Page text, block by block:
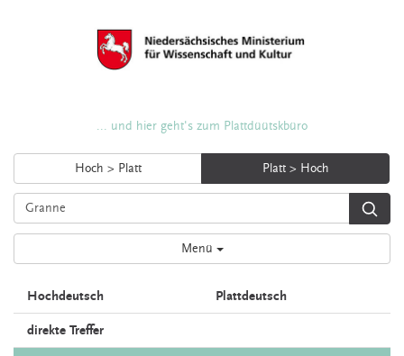
... und hier geht's zum Plattdüütskbüro
Hoch > Platt Platt > Hoch
Menü
Hochdeutsch Plattdeutsch
direkte Treffer